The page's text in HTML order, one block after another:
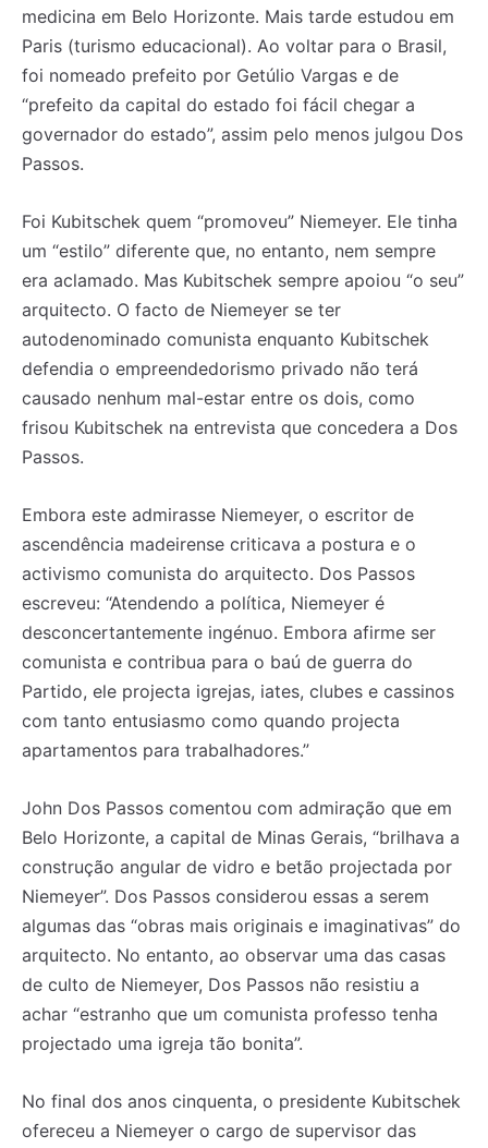
medicina em Belo Horizonte. Mais tarde estudou em
Paris (turismo educacional). Ao voltar para o Brasil,
foi nomeado prefeito por Getúlio Vargas e de
“prefeito da capital do estado foi fácil chegar a
governador do estado”, assim pelo menos julgou Dos
Passos.
Foi Kubitschek quem “promoveu” Niemeyer. Ele tinha
um “estilo” diferente que, no entanto, nem sempre
era aclamado. Mas Kubitschek sempre apoiou “o seu”
arquitecto. O facto de Niemeyer se ter
autodenominado comunista enquanto Kubitschek
defendia o empreendedorismo privado não terá
causado nenhum mal-estar entre os dois, como
frisou Kubitschek na entrevista que concedera a Dos
Passos.
Embora este admirasse Niemeyer, o escritor de
ascendência madeirense criticava a postura e o
activismo comunista do arquitecto. Dos Passos
escreveu: “Atendendo a política, Niemeyer é
desconcertantemente ingénuo. Embora afirme ser
comunista e contribua para o baú de guerra do
Partido, ele projecta igrejas, iates, clubes e cassinos
com tanto entusiasmo como quando projecta
apartamentos para trabalhadores.”
John Dos Passos comentou com admiração que em
Belo Horizonte, a capital de Minas Gerais, “brilhava a
construção angular de vidro e betão projectada por
Niemeyer”. Dos Passos considerou essas a serem
algumas das “obras mais originais e imaginativas” do
arquitecto. No entanto, ao observar uma das casas
de culto de Niemeyer, Dos Passos não resistiu a
achar “estranho que um comunista professo tenha
projectado uma igreja tão bonita”.
No final dos anos cinquenta, o presidente Kubitschek
ofereceu a Niemeyer o cargo de supervisor das